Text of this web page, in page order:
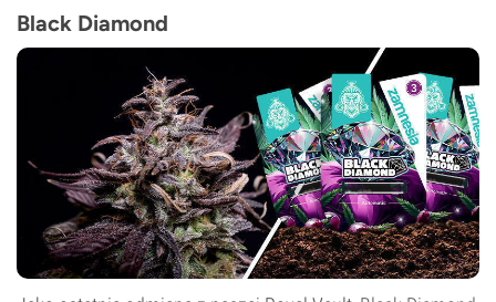
23%
CBD
Typ kwitnienia
Autokwitnący
Black Diamond